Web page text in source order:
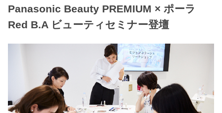
Panasonic Beauty PREMIUM × ポーラ
Red B.A ビューティセミナー登壇